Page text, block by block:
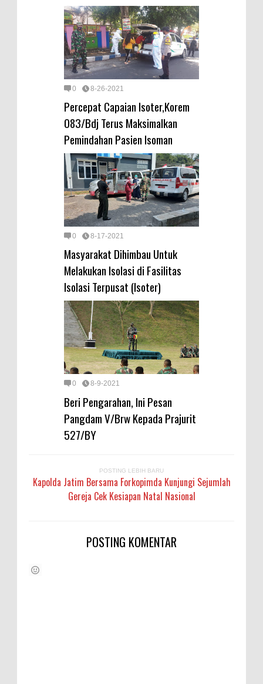
0 8-26-2021
Percepat Capaian Isoter,Korem
083/Bdj Terus Maksimalkan
Pemindahan Pasien Isoman
0 8-17-2021
Masyarakat Dihimbau Untuk
Melakukan Isolasi di Fasilitas
Isolasi Terpusat (Isoter)
0 8-9-2021
Beri Pengarahan, Ini Pesan
Pangdam V/Brw Kepada Prajurit
527/BY
POSTING LEBIH BARU
Kapolda Jatim Bersama Forkopimda Kunjungi Sejumlah
Gereja Cek Kesiapan Natal Nasional
POSTING KOMENTAR